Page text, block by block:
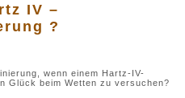
IV –
?
wenn einem Hartz-IV-
Glück beim Wetten zu versuchen?